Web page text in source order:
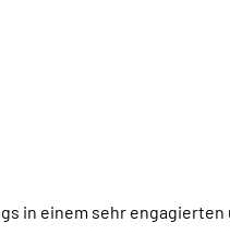
in einem sehr engagierten